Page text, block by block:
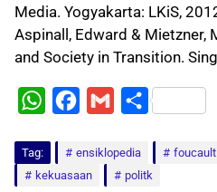
Media. Yogyakarta: LKiS,
Aspinall, Edward & Mietzner,
and Society in Transition.
W
t
c
e
a
i
S
r
Tag: ensiklopedia foucault
kekuasaan
politk